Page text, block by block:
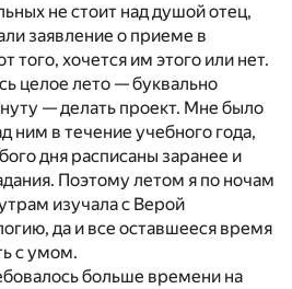
не стоит над душой отец,
заявление о приеме в
того, хочется им этого или нет.
целое лето — буквально
— делать проект. Мне было
ним в течение учебного года,
дня расписаны заранее и
Поэтому летом я по ночам
изучала с Верой
да и все оставшееся время
с умом.
больше времени на